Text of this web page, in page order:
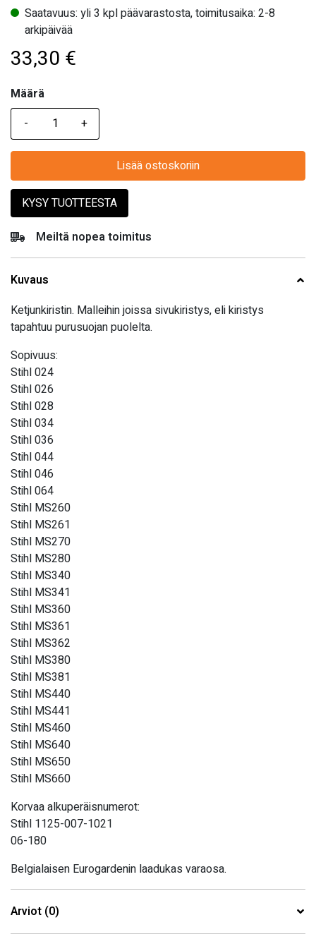
Saatavuus: yli 3 kpl päävarastosta, toimitusaika: 2-8
arkipäivää
33,30 €
Määrä
Määrä
Lisää ostoskoriin
KYSY TUOTTEESTA
Meiltä nopea toimitus
Kuvaus
Ketjunkiristin. Malleihin joissa sivukiristys, eli kiristys
tapahtuu purusuojan puolelta.
Sopivuus:
Stihl 024
Stihl 026
Stihl 028
Stihl 034
Stihl 036
Stihl 044
Stihl 046
Stihl 064
Stihl MS260
Stihl MS261
Stihl MS270
Stihl MS280
Stihl MS340
Stihl MS341
Stihl MS360
Stihl MS361
Stihl MS362
Stihl MS380
Stihl MS381
Stihl MS440
Stihl MS441
Stihl MS460
Stihl MS640
Stihl MS650
Stihl MS660
Korvaa alkuperäisnumerot:
Stihl 1125-007-1021
06-180
Belgialaisen Eurogardenin laadukas varaosa.
Arviot (0)